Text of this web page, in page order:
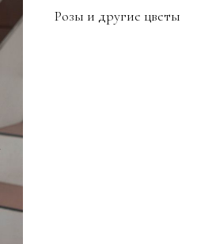
Розы и другие цветы